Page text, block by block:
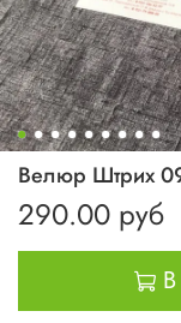
Велюр Штрих
290.00 руб